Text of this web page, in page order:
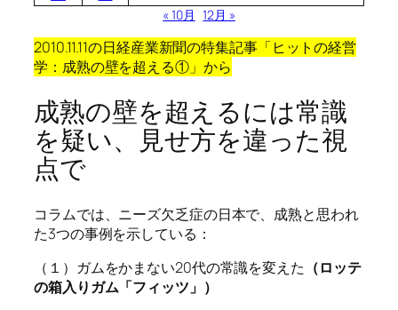
« 10月 12月 »
2010.11.11の日経産業新聞の特集記事「ヒットの経営
学：成熟の壁を超える①」から
成熟の壁を超えるには常識
を疑い、見せ方を違った視
点で
コラムでは、ニーズ欠乏症の日本で、成熟と思われ
た3つの事例を示している：
（１）ガムをかまない20代の常識を変えた （ロッテ
の箱入りガム「フィッツ」）